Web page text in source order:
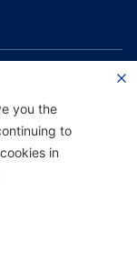
SNP con contratos
Partners y
you the
to
in